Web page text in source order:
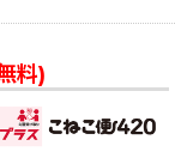
料)